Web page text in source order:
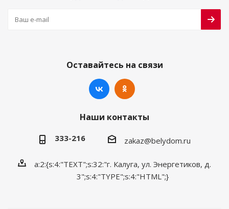
Оставайтесь на связи
Наши контакты
333-216 zakaz@belydom.ru
a:2:{s:4:"TEXT";s:32:"г. Калуга, ул. Энергетиков, д.
3";s:4:"TYPE";s:4:"HTML";}